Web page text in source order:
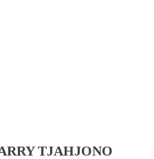
TJAHJONO